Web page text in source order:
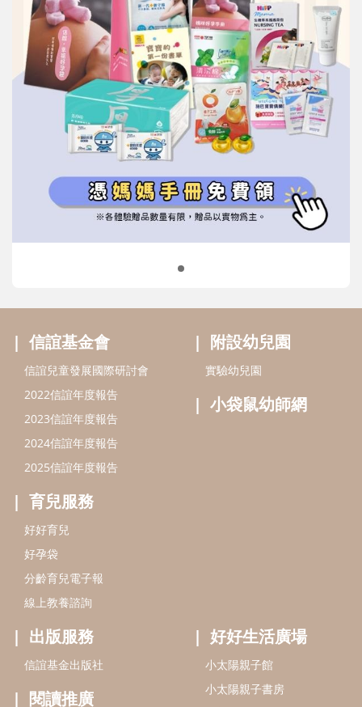
信誼基金會
2022信誼年度報告
2023信誼年度報告
2024信誼年度報告
好孕袋
分齡育兒電子報
線上教養諮詢
附設幼兒園
小袋鼠幼師網
出版服務
信誼基金出版社
閱讀推廣
Bookstart閱讀起步走
信誼幼兒文學獎
信誼兒童動畫獎
小袋鼠說故事劇團
service@hsin-yi.org.tw
信誼好好育兒
小太陽親子書房
(02)2396-5305轉2345 (週一～週五 9:00～18:00)